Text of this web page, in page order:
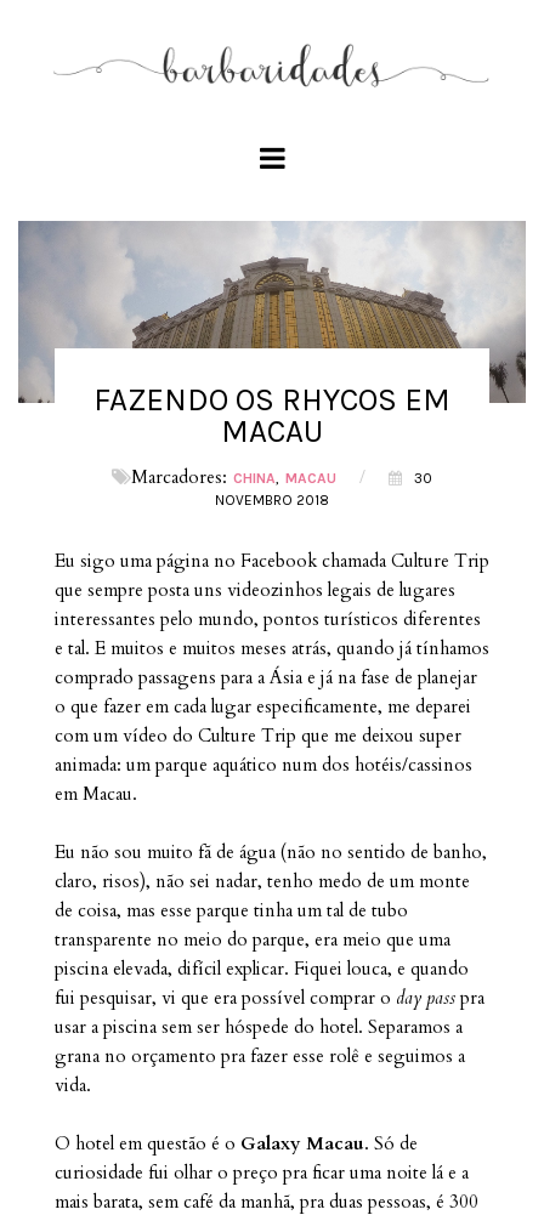
FAZENDO OS RHYCOS EM
MACAU
Marcadores: CHINA MACAU /
30
NOVEMBRO 2018
Eu sigo uma página no Facebook chamada Culture Trip
que sempre posta uns videozinhos legais de lugares
interessantes pelo mundo, pontos turísticos diferentes
e tal. E muitos e muitos meses atrás, quando já tínhamos
comprado passagens para a Ásia e já na fase de planejar
o que fazer em cada lugar especificamente, me deparei
com um vídeo do Culture Trip que me deixou super
animada: um parque aquático num dos hotéis/cassinos
em Macau.
Eu não sou muito fã de água (não no sentido de banho,
claro, risos), não sei nadar, tenho medo de um monte
de coisa, mas esse parque tinha um tal de tubo
transparente no meio do parque, era meio que uma
piscina elevada, difícil explicar. Fiquei louca, e quando
fui pesquisar, vi que era possível comprar o day pass pra
usar a piscina sem ser hóspede do hotel. Separamos a
grana no orçamento pra fazer esse rolê e seguimos a
vida.
O hotel em questão é o Galaxy Macau. Só de
curiosidade fui olhar o preço pra ficar uma noite lá e a
mais barata, sem café da manhã, pra duas pessoas, é 300